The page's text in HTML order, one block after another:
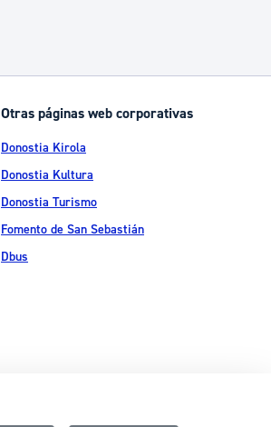
Otras páginas web corporativas
Donostia Kirola
Donostia Kultura
Donostia Turismo
Fomento de San Sebastián
Dbus